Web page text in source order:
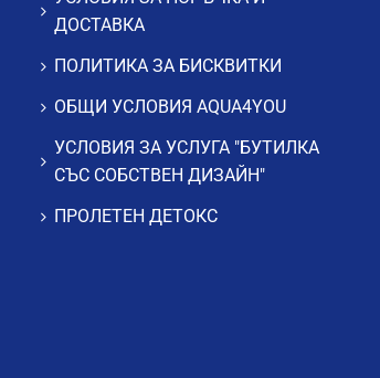
ДОСТАВКА
ПОЛИТИКА ЗА БИСКВИТКИ
ОБЩИ УСЛОВИЯ AQUA4YOU
УСЛОВИЯ ЗА УСЛУГА "БУТИЛКА
СЪС СОБСТВЕН ДИЗАЙН"
ПРОЛЕТЕН ДЕТОКС